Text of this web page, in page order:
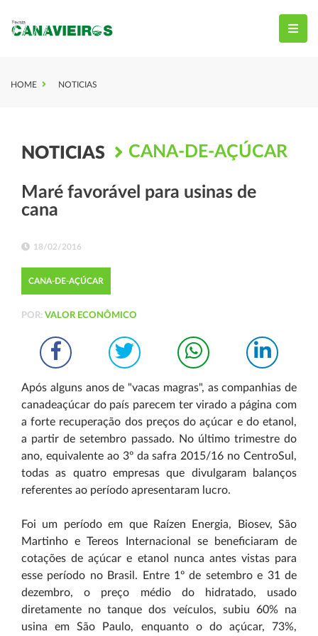
HOME NOTICIAS
NOTICIAS CANA-DE-AÇÚCAR
Maré favorável para usinas de
cana
18/02/2016
CANA-DE-AÇÚCAR
POR: VALOR ECONÔMICO
Após alguns anos de "vacas magras", as companhias de
cana­de­açúcar do país parecem ter virado a página com
a forte recuperação dos preços do açúcar e do etanol,
a partir de setembro passado. No último trimestre do
ano, equivalente ao 3º da safra 2015/16 no Centro­Sul,
todas as quatro empresas que divulgaram balanços
referentes ao período apresentaram lucro.
Foi um período em que Raízen Energia, Biosev, São
Martinho e Tereos Internacional se beneficiaram de
cotações de açúcar e etanol nunca antes vistas para
esse período no Brasil. Entre 1º de setembro e 31 de
dezembro, o preço médio do hidratado, usado
diretamente no tanque dos veículos, subiu 60% na
usina em São Paulo, enquanto o do açúcar, 73%,